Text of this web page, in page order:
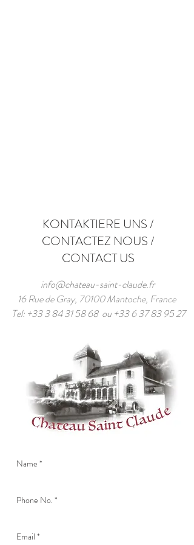
KONTAKTIERE UNS /
CONTACTEZ NOUS /
CONTACT US
info@chateau-saint-claude.fr
16 Rue de Gray, 70100 Mantoche, France
Tel: +33 3 84 31 58 68ou +33 6 37 83 95 27